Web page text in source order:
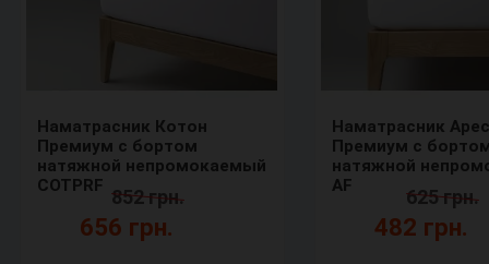
Наматрасник Котон
Премиум с бортом
натяжной непромокаемый
COTPRF
656 грн.
852 грн.
Наматрасник Арес
Премиум с
натяжной
AF
482 грн.
625 грн.